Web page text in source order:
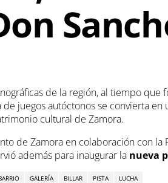
de la región, al tiempo
juegos autóctonos se convierta
cultural de Zamora.
de Zamora en colaboración con
además para inaugurar la nueva
GALERÍA BILLAR PISTA LUCHA